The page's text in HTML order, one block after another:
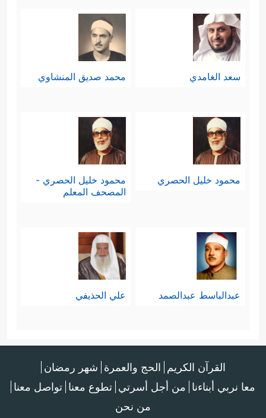
سعد الغامدي محمد صديق المنشاوي
محمود خليل الحصري
محمود خليل الحصري -
المصحف المعلم
عبدالباسط عبدالصمد علي الحذيفي
القرآن الكريم الحج والعمرة شهر رمضان
معا نربي أبناءنا من أجل أسرتي تطوع معنا تواصل معنا
من نحن